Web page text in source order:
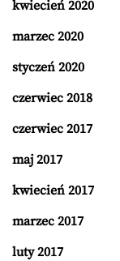
kwiecień 2020
marzec 2020
styczeń 2020
czerwiec 2018
czerwiec 2017
maj 2017
kwiecień 2017
marzec 2017
luty 2017